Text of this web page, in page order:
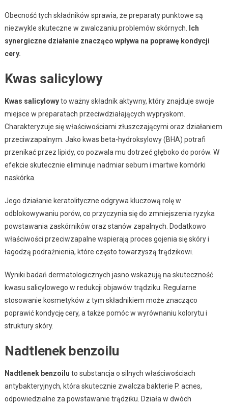
Obecność tych składników sprawia, że preparaty punktowe są
niezwykle skuteczne w zwalczaniu problemów skórnych.
Ich
synergiczne działanie znacząco wpływa na poprawę kondycji
cery.
Kwas salicylowy
Kwas salicylowyto ważny składnik aktywny, który znajduje swoje
miejsce w preparatach przeciwdziałających wypryskom.
Charakteryzuje się właściwościami złuszczającymi oraz działaniem
przeciwzapalnym. Jako kwas beta-hydroksylowy (BHA) potrafi
przenikać przez lipidy, co pozwala mu dotrzeć głęboko do porów. W
efekcie skutecznie eliminuje nadmiar sebum i martwe komórki
naskórka.
Jego działanie keratolityczne odgrywa kluczową rolę w
odblokowywaniu porów, co przyczynia się do zmniejszenia ryzyka
powstawania zaskórników oraz stanów zapalnych. Dodatkowo
właściwości przeciwzapalne wspierają proces gojenia się skóry i
łagodzą podrażnienia, które często towarzyszą trądzikowi.
Wyniki badań dermatologicznych jasno wskazują na skuteczność
kwasu salicylowego w redukcji objawów trądziku. Regularne
stosowanie kosmetyków z tym składnikiem może znacząco
poprawić kondycję cery, a także pomóc w wyrównaniu kolorytu i
struktury skóry.
Nadtlenek benzoilu
Nadtlenek benzoilu to substancja o silnych właściwościach
antybakteryjnych, która skutecznie zwalcza bakterie P. acnes,
odpowiedzialne za powstawanie trądziku. Działa w dwóch